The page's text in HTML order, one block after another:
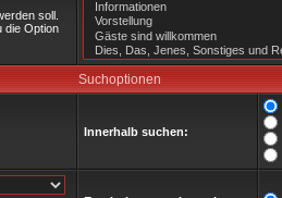
soll.
die Option
Suchoptionen
Innerhalb suchen: